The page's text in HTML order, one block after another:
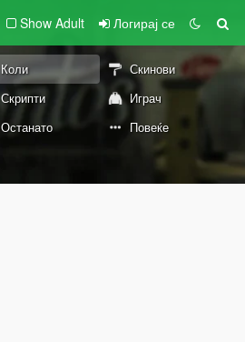
Show Adult Логирај се
Коли
Скинови
Скрипти
Играч
Останато Повеќе